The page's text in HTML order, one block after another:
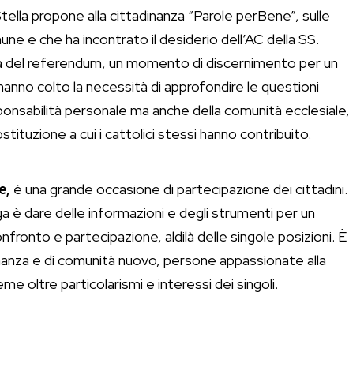
propone alla cittadinanza “Parole perBene”, sulle
e che ha incontrato il desiderio dell’AC della SS.
del referendum, un momento di discernimento per un
colto la necessità di approfondire le questioni
personale ma anche della comunità ecclesiale,
a cui i cattolici stessi hanno contribuito.
è una grande occasione di partecipazione dei cittadini.
è dare delle informazioni e degli strumenti per un
e partecipazione, aldilà delle singole posizioni. È
e di comunità nuovo, persone appassionate alla
oltre particolarismi e interessi dei singoli.